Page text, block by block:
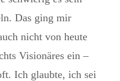
Das ging mir
nicht von heute
Visionäres ein –
Ich glaubte, ich sei